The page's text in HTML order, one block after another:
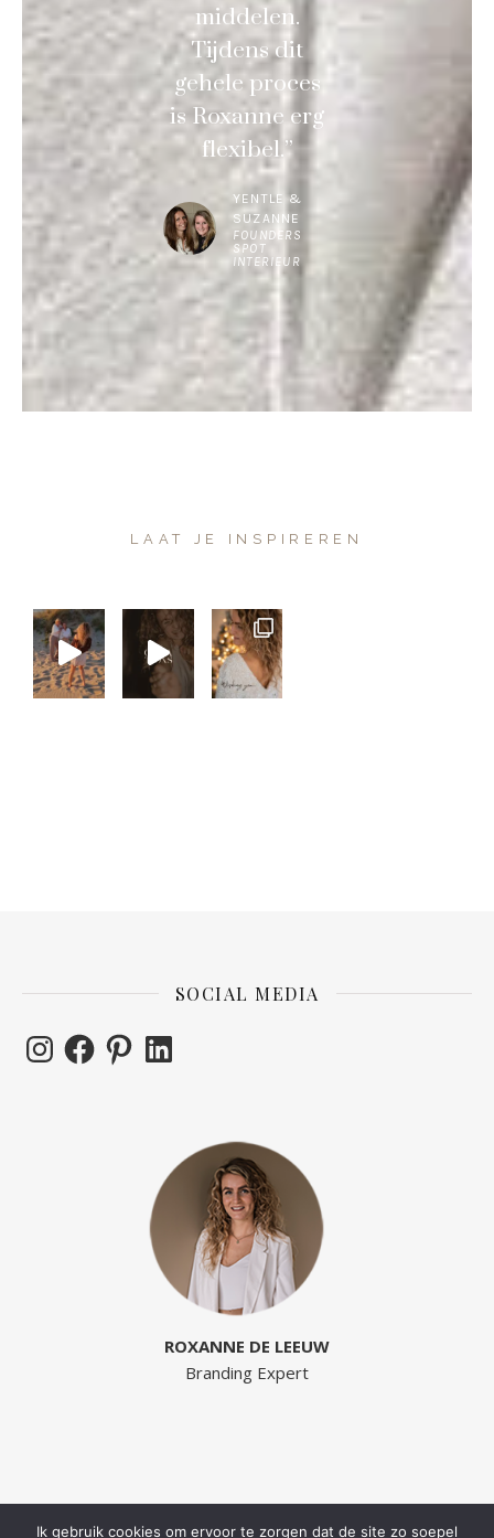
middelen.
Tijdens dit
gehele proces
is Roxanne erg
flexibel.”
YENTLE &
SUZANNE
FOUNDERS
SPOT
INTERIEUR
LAAT JE INSPIREREN
SOCIAL MEDIA
ROXANNE DE LEEUW
Branding Expert
Ik gebruik cookies om ervoor te zorgen dat de site zo soepel